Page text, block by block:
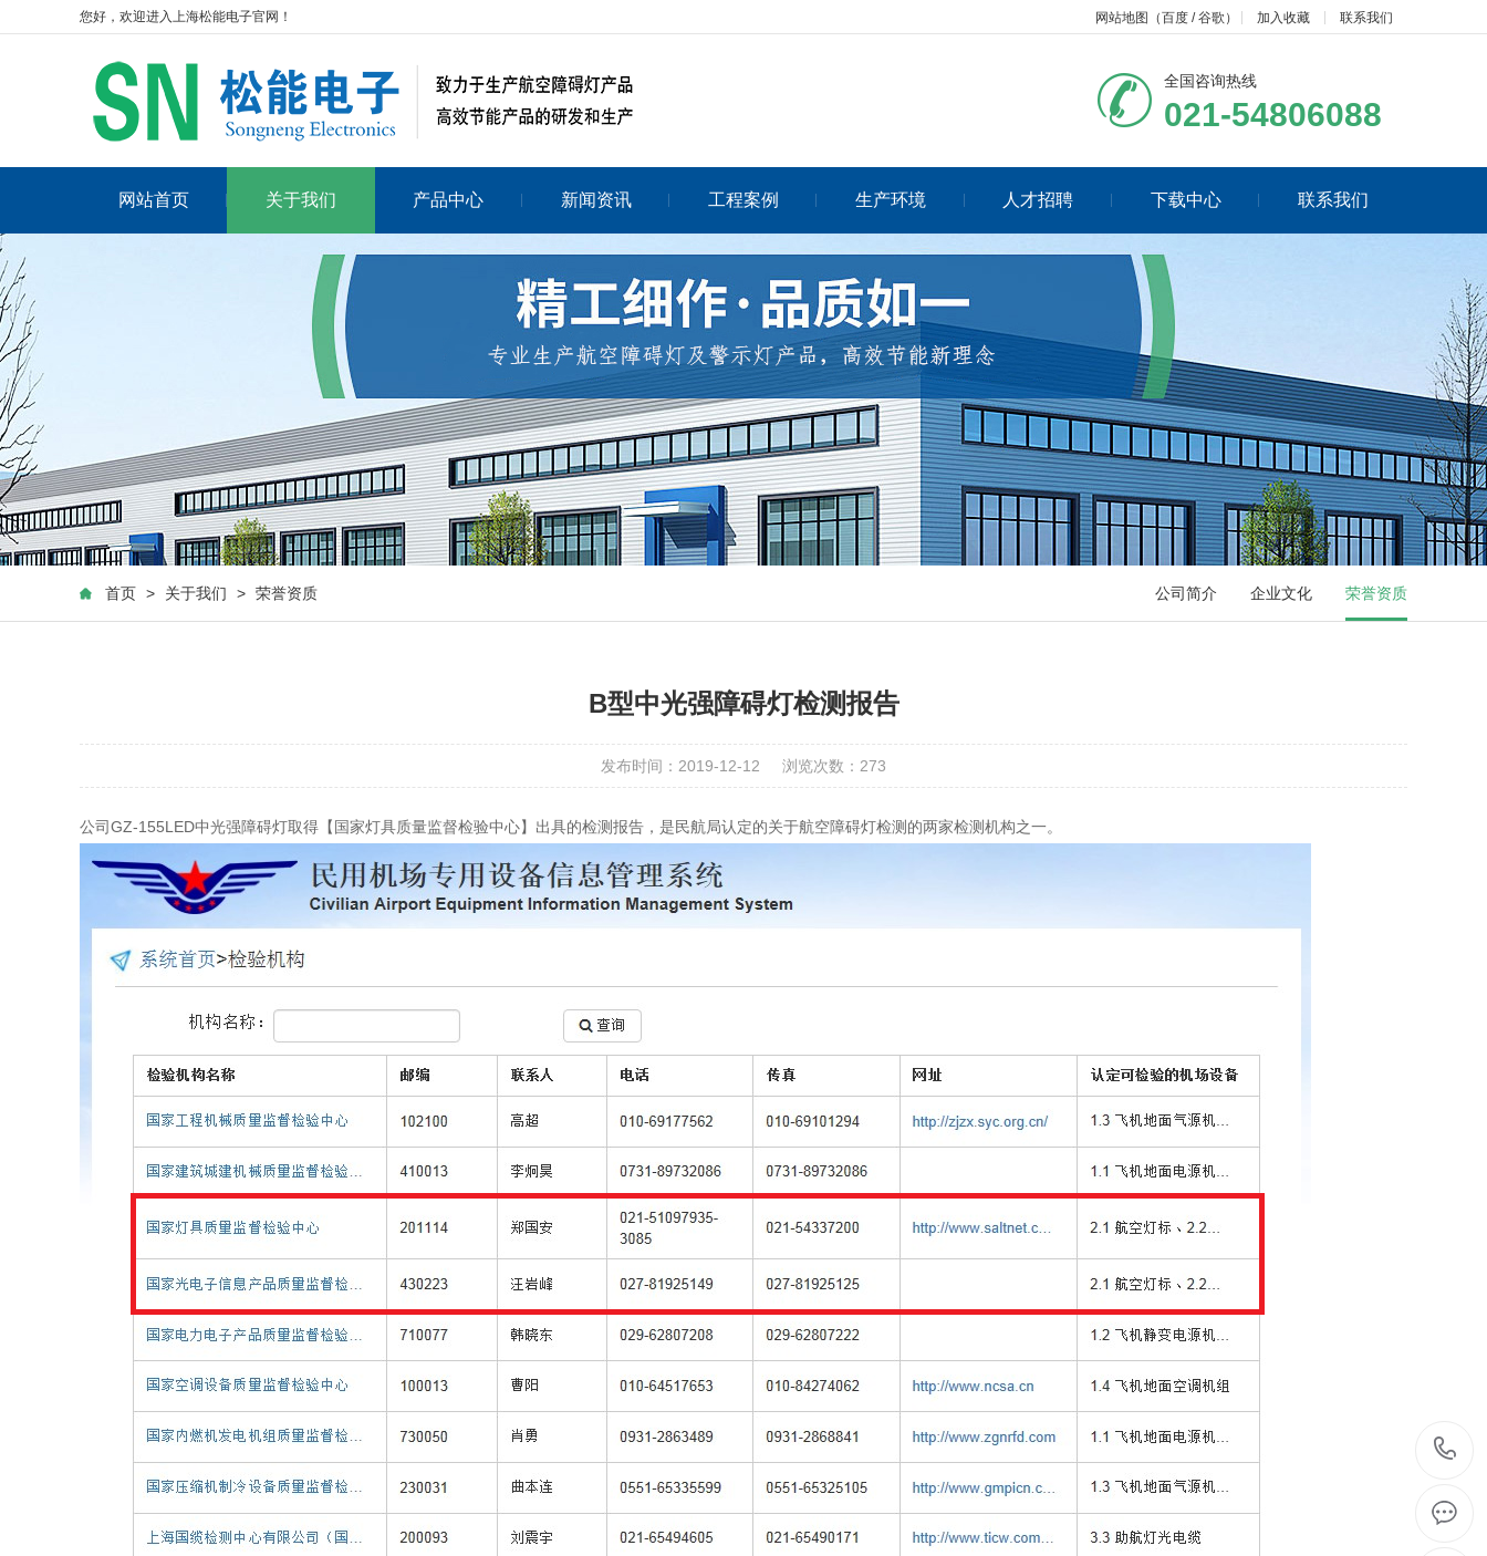
您好，欢迎进入上海松能电子官网！ 网站地图 （百度 /谷歌 ） 加入收藏 联系我们
全国咨询热线
021-54806088
网站首页 关于我们 产品中心 新闻资讯 工程案例 生产环境 人才招聘 下载中心 联系我们
首页 > 关于我们 > 荣誉资质 公司简介 企业文化 荣誉资质
B型中光强障碍灯检测报告
发布时间：2019-12-12 浏览次数： 273
公司GZ-155LED中光强障碍灯取得【国家灯具质量监督检验中心】出具的检测报告，是民航局认定的关于航空障碍灯检测的两家检测机构之一。